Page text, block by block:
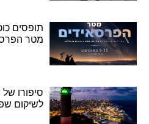
תופסים
מטר
סיפורו
לשיקום